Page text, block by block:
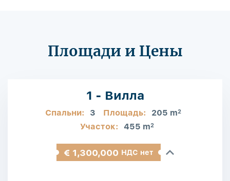
Площади и Цены
1 - Вилла
Спальни: 3 Площадь: 205 m2
Участок: 455 m2
€ 1,300,000 НДС нет